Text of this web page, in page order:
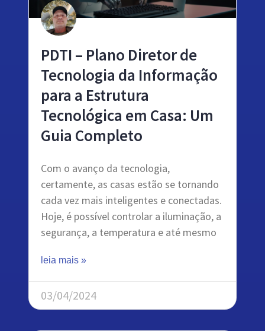
PDTI – Plano Diretor de
Tecnologia da Informação
para a Estrutura
Tecnológica em Casa: Um
Guia Completo
Com o avanço da tecnologia,
certamente, as casas estão se tornando
cada vez mais inteligentes e conectadas.
Hoje, é possível controlar a iluminação, a
segurança, a temperatura e até mesmo
leia mais »
03/04/2024